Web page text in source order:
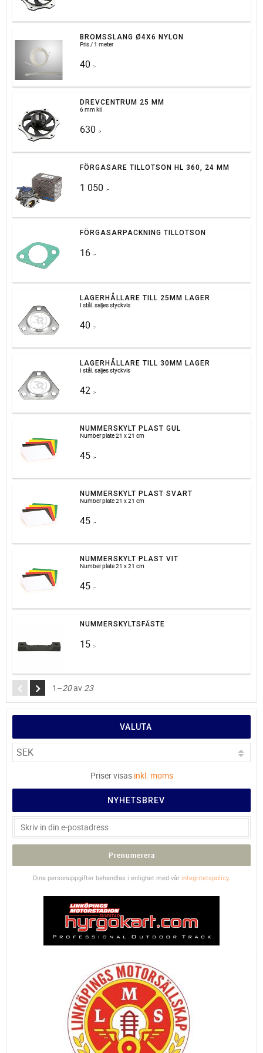
BROMSSLANG Ø4X6 NYLON
Pris / 1 meter
40 :-
DREVCENTRUM 25 MM
6 mm kil
630 :-
FÖRGASARE TILLOTSON HL 360, 24 MM
1 050 :-
FÖRGASARPACKNING TILLOTSON
16 :-
LAGERHÅLLARE TILL 25MM LAGER
I stål. saljes styckvis
40 :-
LAGERHÅLLARE TILL 30MM LAGER
I stål. saljes styckvis
42 :-
NUMMERSKYLT PLAST GUL
Number plate 21 x 21 cm
45 :-
NUMMERSKYLT PLAST SVART
Number plate 21 x 21 cm
45 :-
NUMMERSKYLT PLAST VIT
Number plate 21 x 21 cm
45 :-
NUMMERSKYLTSFÄSTE
15 :-
1–20av 23
VALUTA
Priser visas inkl. moms
NYHETSBREV
Prenumerera
Dina personuppgifter behandlas i enlighet med vår integritetspolicy.